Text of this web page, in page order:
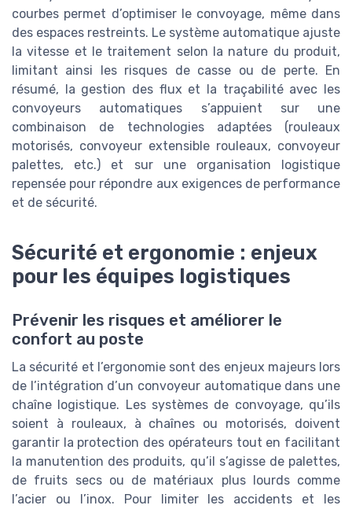
courbes permet d’optimiser le convoyage, même dans
des espaces restreints. Le système automatique ajuste
la vitesse et le traitement selon la nature du produit,
limitant ainsi les risques de casse ou de perte. En
résumé, la gestion des flux et la traçabilité avec les
convoyeurs automatiques s’appuient sur une
combinaison de technologies adaptées (rouleaux
motorisés, convoyeur extensible rouleaux, convoyeur
palettes, etc.) et sur une organisation logistique
repensée pour répondre aux exigences de performance
et de sécurité.
Sécurité et ergonomie : enjeux
pour les équipes logistiques
Prévenir les risques et améliorer le
confort au poste
La sécurité et l’ergonomie sont des enjeux majeurs lors
de l’intégration d’un convoyeur automatique dans une
chaîne logistique. Les systèmes de convoyage, qu’ils
soient à rouleaux, à chaînes ou motorisés, doivent
garantir la protection des opérateurs tout en facilitant
la manutention des produits, qu’il s’agisse de palettes,
de fruits secs ou de matériaux plus lourds comme
l’acier ou l’inox. Pour limiter les accidents et les